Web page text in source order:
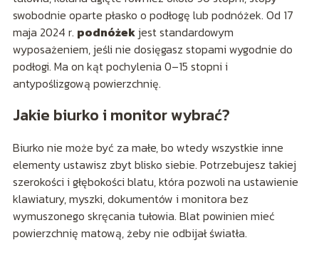
swobodnie oparte płasko o podłogę lub podnóżek. Od 17
maja 2024 r. podnóżekjest standardowym
wyposażeniem, jeśli nie dosięgasz stopami wygodnie do
podłogi. Ma on kąt pochylenia 0–15 stopni i
antypoślizgową powierzchnię.
Jakie biurko i monitor wybrać?
Biurko nie może być za małe, bo wtedy wszystkie inne
elementy ustawisz zbyt blisko siebie. Potrzebujesz takiej
szerokości i głębokości blatu, która pozwoli na ustawienie
klawiatury, myszki, dokumentów i monitora bez
wymuszonego skręcania tułowia. Blat powinien mieć
powierzchnię matową, żeby nie odbijał światła.